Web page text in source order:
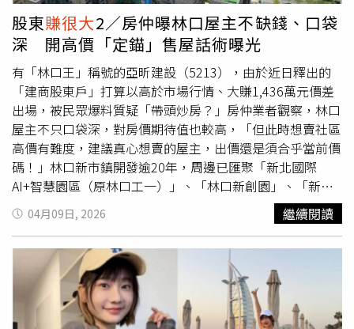
顯示，該物件經過工程減價後，含車位實際交易總價為
1464萬元，換算當初入手價每坪不到30萬元。（圖／截自
樂屋網）該物件於2019年預售時成交，目前已成屋2年。當
時含車位成交價1,857萬元，實價登錄同時也備註，2022年
7月「雙方簽立工程減帳單393萬，實際交易總價變更為
1464萬」，意思就是，屋主現在想賺1,436萬元出場。其中
車位價格從入手的190萬元，漲到250萬元；扣除車位後的
平均單價60萬元，不僅是入手價的翻倍，同時也高於市場行
情。根據樂屋網顯示，該社區平均成交單價為39.44萬元，
歷史最高價每坪62萬元，近一年成交均價56.99萬元。亞昕
建設在林口不只推案，還有經營飯店和商場。此次高價銷售
惹議的「亞昕昕聯心」股東戶，就正好位在亞昕所經營的昕
境廣場旁。（圖／CTWANT攝影組）於是A小姐便向亞昕業
務提出股東戶雙倍開價的疑問，業務則回應，「若現在60萬
買，我是覺得可以的，在扶輪公園旁，前段位置，單價也優
於寓邸均65萬」。而她所指的「寓邸」，則是目前亞昕在林
口另一預售案「亞昕．寓邸」。若仍覺得價格高，業務也有
股東賺很大2／房仲曝林口屋主不缺錢、口袋
深 開高價「定錨」售屋話術曝光
有「林口王」稱號的亞昕建設（5213），由於近日釋出的
「建商股東戶」打算以高於市場行情、大賺1,436萬元價差
出場，被民眾爆料質疑「帶頭炒房？」房仲業者觀察，林口
屋主不只口袋深，對房價期待值也較高，「但此時想賣社區
高價有難度，建議真心想賣的屋主，出價還是須合乎當前價
碼！」林口新市鎮開發逾20年，周邊已匯聚「新北國際
AI+智慧園區（原林口工一）」、「林口新創園」、「新北
影視城」、「國際媒體園區」與「郵政物流園區」等5大園
區，吸引大量就業人口進駐。根據新北市民政局統計，近十
年林口人口大增近4成，目前設籍約14萬人；財政部最新數
據也顯示，林口區平均家戶年收入更突破百萬大關，達
107.8萬元，超越南港、僅次於台北市信義區，位居新北之
首。爆料民眾A小姐表示，亞昕業務今年3月向她推銷「亞昕
昕聯心」的低樓層「股東戶」，預售入手價為1464萬元，
04月09日, 2026 繼續閱讀